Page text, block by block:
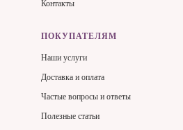
Контакты
ПОКУПАТЕЛЯМ
Наши услуги
Доставка и оплата
Частые вопросы и ответы
Полезные статьи